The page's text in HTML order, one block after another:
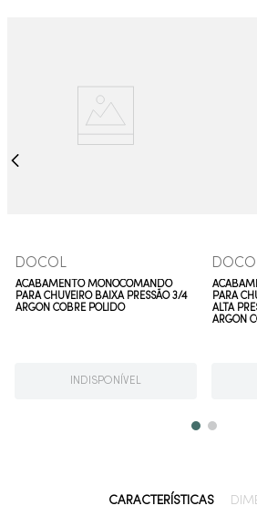
DOCOL
ACABAMENTO MONOCOMANDO
PARA CHUVEIRO BAIXA PRESSÃO 3/4
ARGON COBRE POLIDO
INDISPONÍVEL
PARA
ALTA
ARGON
CARACTERÍSTICAS